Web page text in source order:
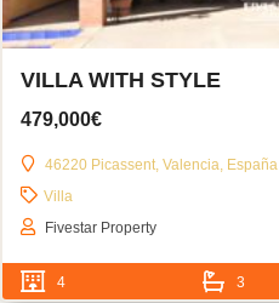
VILLA WITH STYLE
479,000€
46220 Picassent, Valencia, España
Villa
Fivestar Property
4 3